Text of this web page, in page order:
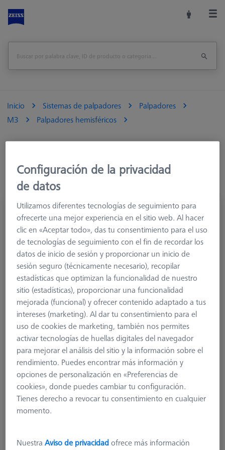
Inicio Sistemas de palpadores
Palpadores
M3
Palpadores hemisféricos
Palpadores hemisféricos M3, DK30 L17.2
626120-0362-000
Configuración de la privacidad
de datos
Utilizamos diferentes tecnologías de seguimiento para
ofrecerte una mejor experiencia en el sitio web. Al hacer
clic en «Aceptar todo», das tu consentimiento para el uso
de tecnologías de seguimiento con el fin de recordar los
datos de inicio de sesión y proporcionar un inicio de
sesión seguro (técnicamente necesario), recopilar
estadísticas que optimizan la funcionalidad de nuestro
sitio (estadísticas), proporcionar una funcionalidad
mejorada (funcional) y ofrecer contenido adaptado a tus
intereses (marketing). Al dar tu consentimiento para el
uso de cookies de marketing, también nos permites
activar tecnologías de huellas digitales del navegador
para mejorar el análisis del sitio y la información sobre el
rendimiento. Puedes encontrar más información y
opciones de personalización en «Preferencias de
cookies», donde puedes cambiar tu configuración.
Tienes derecho a revocar tu consentimiento en cualquier
momento.
NuestraAviso de privacidadofrece más información